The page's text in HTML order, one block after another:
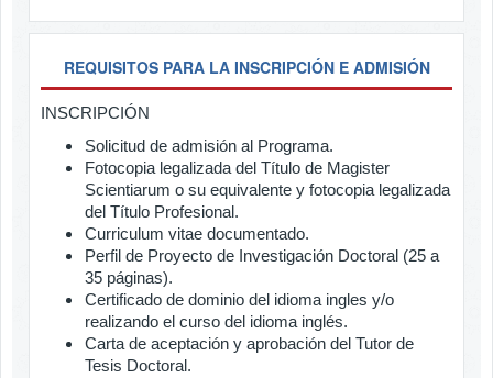
REQUISITOS PARA LA INSCRIPCIÓN E ADMISIÓN
INSCRIPCIÓN
Solicitud de admisión al Programa.
Fotocopia legalizada del Título de Magister
Scientiarum o su equivalente y fotocopia legalizada
del Título Profesional.
Curriculum vitae documentado.
Perfil de Proyecto de Investigación Doctoral (25 a
35 páginas).
Certificado de dominio del idioma ingles y/o
realizando el curso del idioma inglés.
Carta de aceptación y aprobación del Tutor de
Tesis Doctoral.